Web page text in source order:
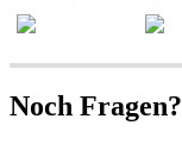
Noch Fragen?